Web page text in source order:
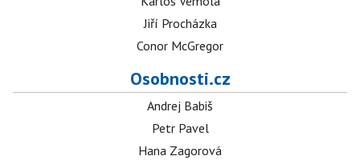
Jiří Procházka
Conor McGregor
Osobnosti.cz
Andrej Babiš
Petr Pavel
Hana Zagorová